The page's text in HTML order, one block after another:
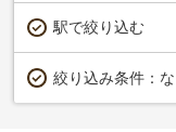
駅で絞り込む
絞り込み条件：